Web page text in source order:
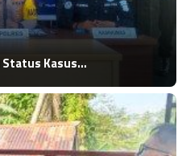
Status Kasus…